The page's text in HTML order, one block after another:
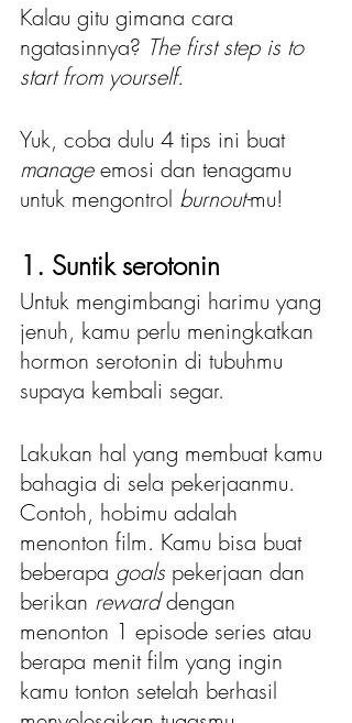
Kalau gitu gimana cara
ngatasinnya? The first step is to
start from yourself.
Yuk, coba dulu 4 tips ini buat
manage emosi dan tenagamu
untuk mengontrol burnout-mu!
1. Suntik serotonin
Untuk mengimbangi harimu yang
jenuh, kamu perlu meningkatkan
hormon serotonin di tubuhmu
supaya kembali segar.
Lakukan hal yang membuat kamu
bahagia di sela pekerjaanmu.
Contoh, hobimu adalah
menonton film. Kamu bisa buat
beberapa goals pekerjaan dan
berikan reward dengan
menonton 1 episode series atau
berapa menit film yang ingin
kamu tonton setelah berhasil